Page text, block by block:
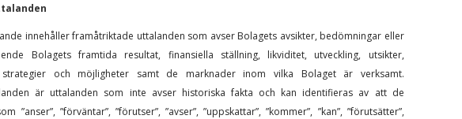
innehåller framåtriktade uttalanden som avser Bolagets avsikter, bedömningar eller
Bolagets framtida resultat, finansiella ställning, likviditet, utveckling, utsikter,
och möjligheter samt de marknader inom vilka Bolaget är verksamt.
är uttalanden som inte avser historiska fakta och kan identifieras av att de
”anser”, ”förväntar”, ”förutser”, ”avser”, ”uppskattar”, ”kommer”, ”kan”, ”förutsätter”,